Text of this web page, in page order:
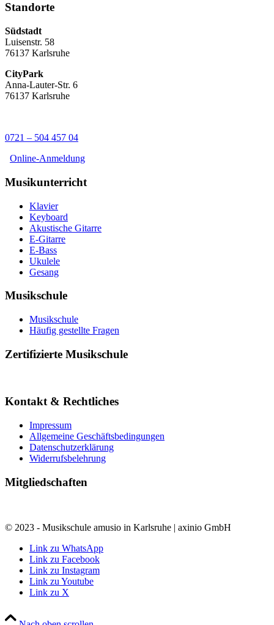
Standorte
Südstadt
Luisenstr. 58
76137 Karlsruhe
CityPark
Anna-Lauter-Str. 6
76137 Karlsruhe
0721 – 504 457 04
Online-Anmeldung
Musikunterricht
Klavier
Keyboard
Akustische Gitarre
E-Gitarre
E-Bass
Ukulele
Gesang
Musikschule
Musikschule
Häufig gestellte Fragen
Zertifizierte Musikschule
Kontakt & Rechtliches
Impressum
Allgemeine Geschäftsbedingungen
Datenschutzerklärung
Widerrufsbelehrung
Mitgliedschaften
© 2023 - Musikschule amusio in Karlsruhe | axinio GmbH
Link zu WhatsApp
Link zu Facebook
Link zu Instagram
Link zu Youtube
Link zu X